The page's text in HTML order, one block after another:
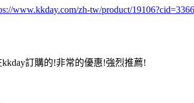
www.kkday.com/zh-tw/product/
訂購的!非常的優惠!強烈推薦!